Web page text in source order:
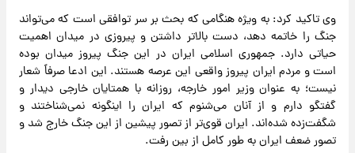
وی تاکید کرد: به ویژه هنگامی که بحث بر سر توافقی است که می‌تواند
جنگ را خاتمه دهد، دست بالاتر داشتن و پیروزی در میدان اهمیت
حیاتی دارد. جمهوری اسلامی ایران در این جنگ پیروز میدان بوده
است و مردم ایران پیروز واقعی این عرصه هستند. این ادعا صرفاً شعار
نیست؛ به عنوان وزیر امور خارجه، روزانه با همتایان خارجی دیدار و
گفتگو دارم و از آنان می‌شنوم که ایران را اینگونه نمی‌شناختند و
شگفت‌زده شده‌اند. ایران قوی‌تر از تصور پیشین از این جنگ خارج شد و
تصور ضعف ایران به طور کامل از بین رفت.